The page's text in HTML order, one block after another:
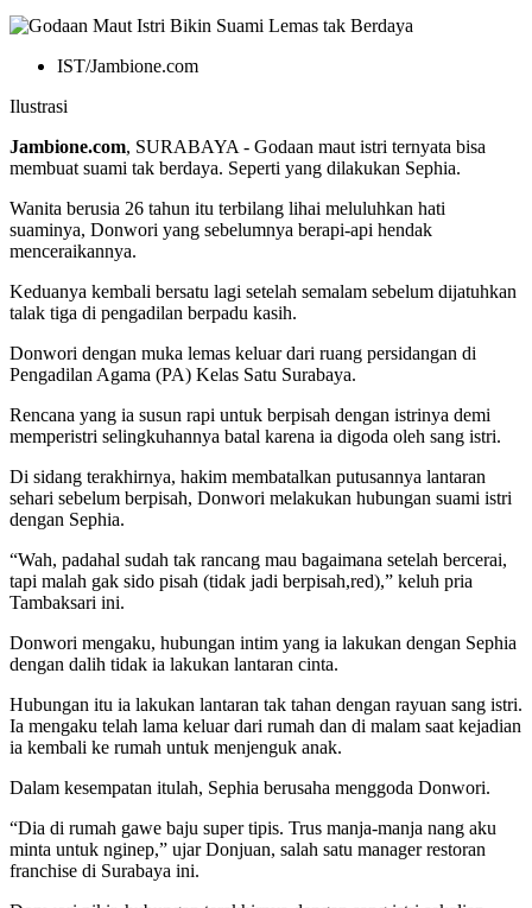
IST/Jambione.com
Ilustrasi
Jambione.com, SURABAYA - Godaan maut istri ternyata bisa
membuat suami tak berdaya. Seperti yang dilakukan Sephia.
Wanita berusia 26 tahun itu terbilang lihai meluluhkan hati
suaminya, Donwori yang sebelumnya berapi-api hendak
menceraikannya.
Keduanya kembali bersatu lagi setelah semalam sebelum dijatuhkan
talak tiga di pengadilan berpadu kasih.
Donwori dengan muka lemas keluar dari ruang persidangan di
Pengadilan Agama (PA) Kelas Satu Surabaya.
Rencana yang ia susun rapi untuk berpisah dengan istrinya demi
memperistri selingkuhannya batal karena ia digoda oleh sang istri.
Di sidang terakhirnya, hakim membatalkan putusannya lantaran
sehari sebelum berpisah, Donwori melakukan hubungan suami istri
dengan Sephia.
“Wah, padahal sudah tak rancang mau bagaimana setelah bercerai,
tapi malah gak sido pisah (tidak jadi berpisah,red),” keluh pria
Tambaksari ini.
Donwori mengaku, hubungan intim yang ia lakukan dengan Sephia
dengan dalih tidak ia lakukan lantaran cinta.
Hubungan itu ia lakukan lantaran tak tahan dengan rayuan sang istri.
Ia mengaku telah lama keluar dari rumah dan di malam saat kejadian
ia kembali ke rumah untuk menjenguk anak.
Dalam kesempatan itulah, Sephia berusaha menggoda Donwori.
“Dia di rumah gawe baju super tipis. Trus manja-manja nang aku
minta untuk nginep,” ujar Donjuan, salah satu manager restoran
franchise di Surabaya ini.